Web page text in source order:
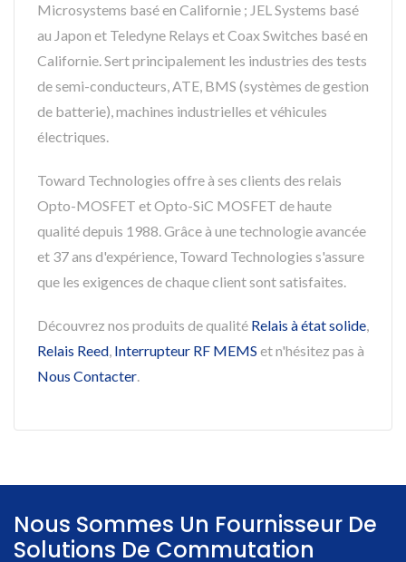
Microsystems basé en Californie ; JEL Systems basé
au Japon et Teledyne Relays et Coax Switches basé en
Californie. Sert principalement les industries des tests
de semi-conducteurs, ATE, BMS (systèmes de gestion
de batterie), machines industrielles et véhicules
électriques.
Toward Technologies offre à ses clients des relais
Opto-MOSFET et Opto-SiC MOSFET de haute
qualité depuis 1988. Grâce à une technologie avancée
et 37 ans d'expérience, Toward Technologies s'assure
que les exigences de chaque client sont satisfaites.
Découvrez nos produits de qualité Relais à état solide,
Relais Reed, Interrupteur RF MEMS et n'hésitez pas à
Nous Contacter.
Nous Sommes Un Fournisseur De
Solutions De Commutation